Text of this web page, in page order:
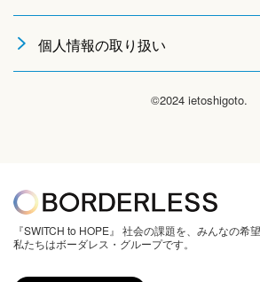
個人情報の取り扱い
©2024 ietoshigoto.
『SWITCH to HOPE』 社会の課題を、みんなの希
私たちはボーダレス・グループです。